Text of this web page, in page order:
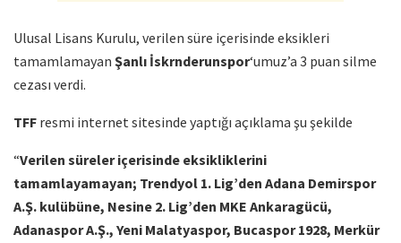
Ulusal Lisans Kurulu, verilen süre içerisinde eksikleri
tamamlamayan Şanlı İskrnderunspor‘umuz’a 3 puan silme
cezası verdi.
TFF resmi internet sitesinde yaptığı açıklama şu şekilde
“Verilen süreler içerisinde eksikliklerini
tamamlayamayan; Trendyol 1. Lig’den Adana Demirspor
A.Ş. kulübüne, Nesine 2. Lig’den MKE Ankaragücü,
Adanaspor A.Ş., Yeni Malatyaspor, Bucaspor 1928, Merkür